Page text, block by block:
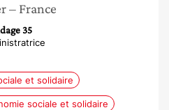
– France
35
et solidaire
sociale et solidaire